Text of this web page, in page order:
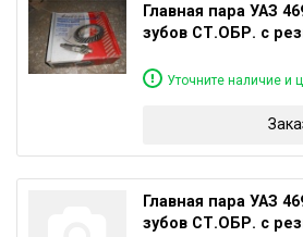
Главная пара УАЗ
зубов СТ.ОБР. с
Уточните наличие и
Главная пара УАЗ
зубов СТ.ОБР. с